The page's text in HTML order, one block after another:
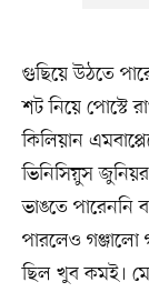
গুছিয়ে উঠতে
শট নিয়ে পোস্টে
কিলিয়ান
ভিনিসিয়ুস
ভাঙতে পারেননি
পারলেও গঞ্জালো
ছিল খুব কমই।